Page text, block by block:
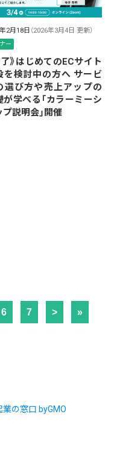
2月18日 （2026年3月4日 更新）
ー
了》はじめてのECサイト
を検討中の方へ サービ
選び方や売上アップの
が学べる「カラーミーシ
プ説明会」開催
6 7 > »